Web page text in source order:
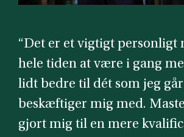
“Det er et vigtigt personligt
hele tiden at være i gang
lidt bedre til dét som jeg
beskæftiger mig med.
gjort mig til en mere